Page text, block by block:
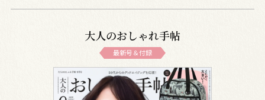
大人のおしゃれ手帖
最新号＆付録